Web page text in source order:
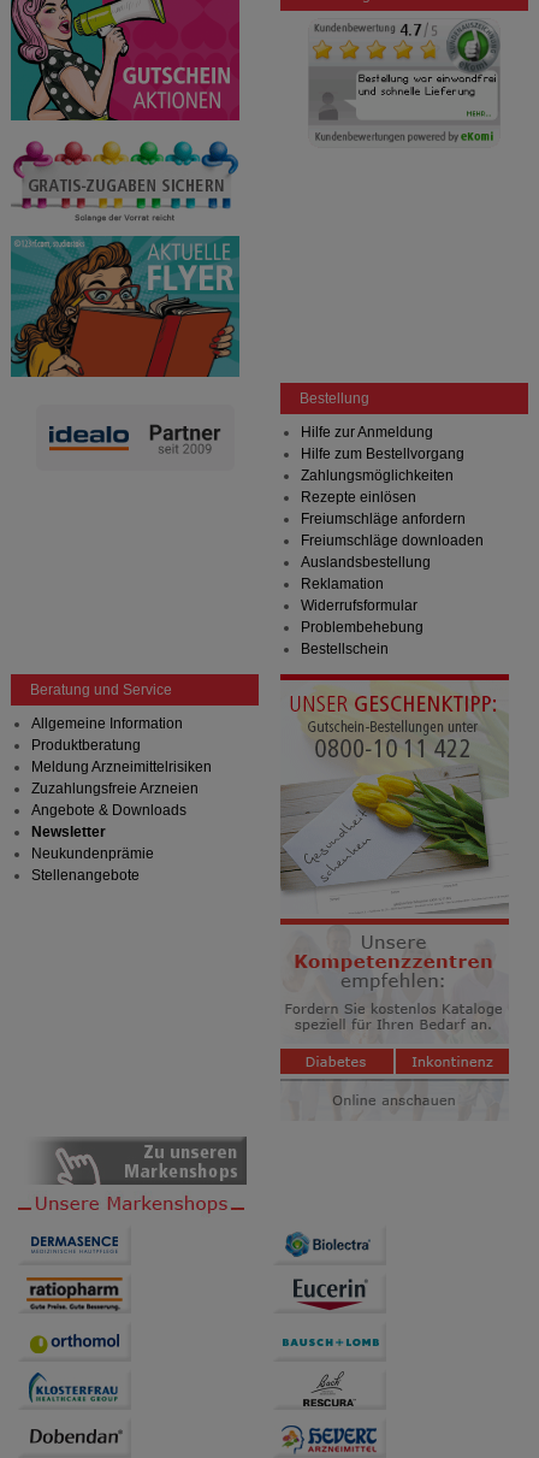
Bestellung
Hilfe zur Anmeldung
Hilfe zum Bestellvorgang
Zahlungsmöglichkeiten
Rezepte einlösen
Freiumschläge anfordern
Freiumschläge downloaden
Auslandsbestellung
Reklamation
Widerrufsformular
Problembehebung
Bestellschein
Beratung und Service
Allgemeine Information
Produktberatung
Meldung Arzneimittelrisiken
Zuzahlungsfreie Arzneien
Angebote & Downloads
Newsletter
Neukundenprämie
Stellenangebote